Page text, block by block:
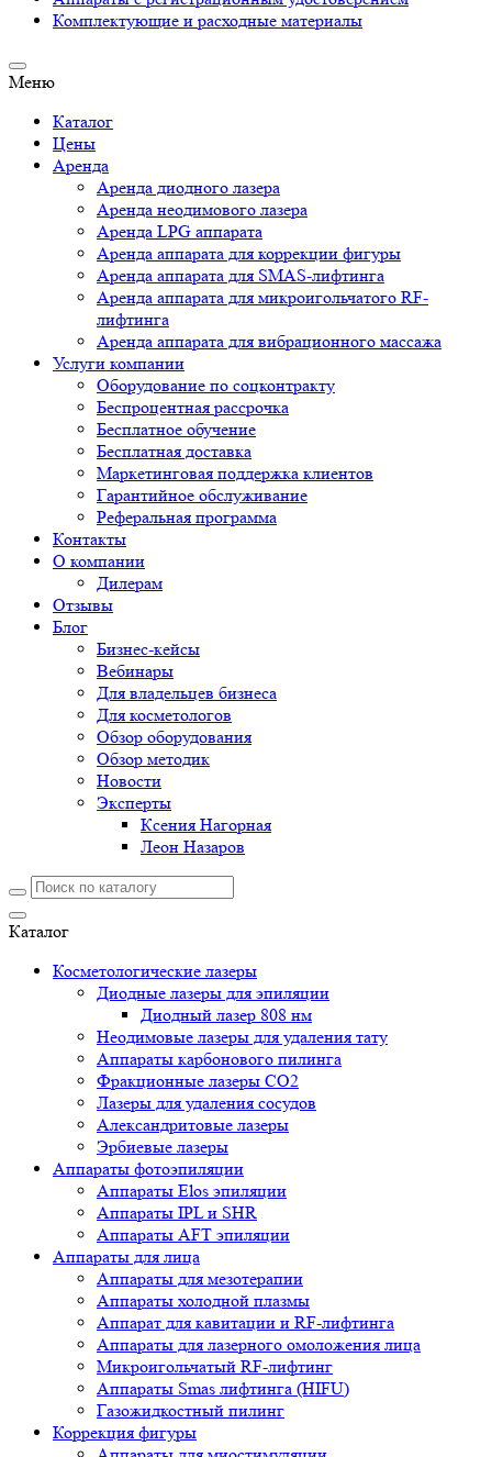
Комплектующие и расходные материалы
Меню
Каталог
Цены
Аренда
Аренда диодного лазера
Аренда неодимового лазера
Аренда LPG аппарата
Аренда аппарата для коррекции фигуры
Аренда аппарата для SMAS-лифтинга
Аренда аппарата для микроигольчатого RF-
лифтинга
Аренда аппарата для вибрационного массажа
Услуги компании
Оборудование по соцконтракту
Беспроцентная рассрочка
Бесплатное обучение
Бесплатная доставка
Маркетинговая поддержка клиентов
Гарантийное обслуживание
Реферальная программа
Контакты
О компании
Дилерам
Отзывы
Блог
Бизнес-кейсы
Вебинары
Для владельцев бизнеса
Для косметологов
Обзор оборудования
Обзор методик
Новости
Эксперты
Ксения Нагорная
Леон Назаров
Каталог
Косметологические лазеры
Диодные лазеры для эпиляции
Диодный лазер 808 нм
Неодимовые лазеры для удаления тату
Аппараты карбонового пилинга
Фракционные лазеры CO2
Лазеры для удаления сосудов
Александритовые лазеры
Эрбиевые лазеры
Аппараты фотоэпиляции
Аппараты Elos эпиляции
Аппараты IPL и SHR
Аппараты AFT эпиляции
Аппараты для лица
Аппараты для мезотерапии
Аппараты холодной плазмы
Аппарат для кавитации и RF-лифтинга
Аппараты для лазерного омоложения лица
Микроигольчатый RF-лифтинг
Аппараты Smas лифтинга (HIFU)
Газожидкостный пилинг
Коррекция фигуры